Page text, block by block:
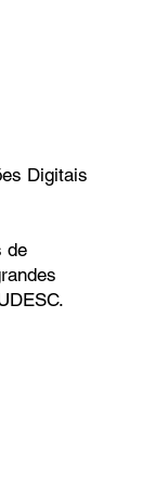
Digitais
de